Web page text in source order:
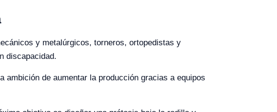
y metalúrgicos, torneros, ortopedistas y
discapacidad.
de aumentar la producción gracias a equipos